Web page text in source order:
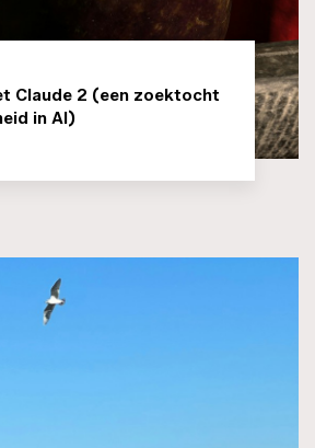
Claude 2 (een zoektocht
in AI)